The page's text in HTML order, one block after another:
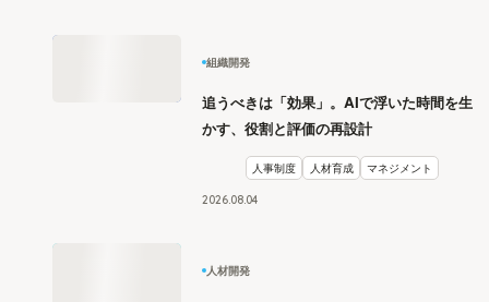
組織開発
追うべきは「効果」。AIで浮いた時間を生
かす、役割と評価の再設計
人事制度 人材育成 マネジメント
2026 08 04
人材開発